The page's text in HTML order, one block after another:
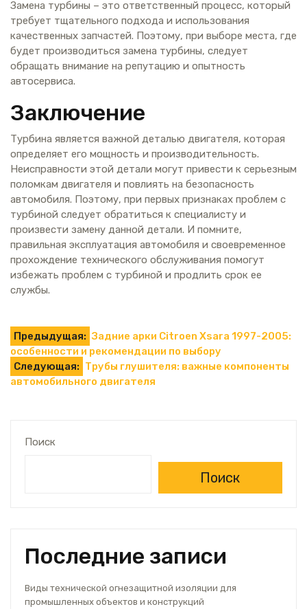
Замена турбины – это ответственный процесс, который
требует тщательного подхода и использования
качественных запчастей. Поэтому, при выборе места, где
будет производиться замена турбины, следует
обращать внимание на репутацию и опытность
автосервиса.
Заключение
Турбина является важной деталью двигателя, которая
определяет его мощность и производительность.
Неисправности этой детали могут привести к серьезным
поломкам двигателя и повлиять на безопасность
автомобиля. Поэтому, при первых признаках проблем с
турбиной следует обратиться к специалисту и
произвести замену данной детали. И помните,
правильная эксплуатация автомобиля и своевременное
прохождение технического обслуживания помогут
избежать проблем с турбиной и продлить срок ее
службы.
Навигация
по
записям
Предыдущая: Задние арки Citroen Xsara 1997-2005:
особенности и рекомендации по выбору
Следующая: Трубы глушителя: важные компоненты
автомобильного двигателя
Поиск
Поиск
Последние записи
Виды технической огнезащитной изоляции для
промышленных объектов и конструкций